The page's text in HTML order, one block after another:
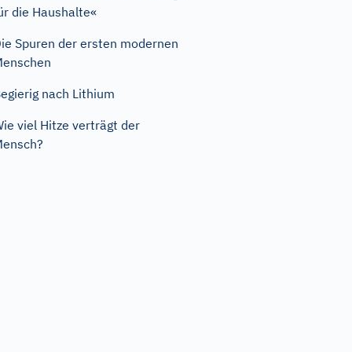
die Haushalte«
Spuren der ersten modernen
nach Lithium
viel Hitze verträgt der